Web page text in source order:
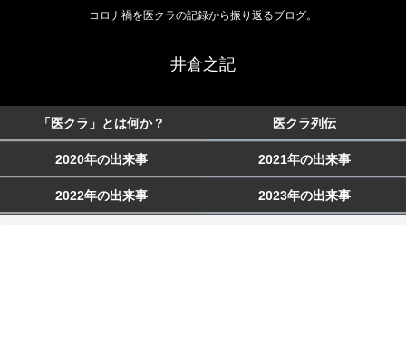
コロナ禍を医クラの記録から振り返るブログ。
井倉之記
「医クラ」とは何か？ 医クラ列伝
2020年の出来事 2021年の出来事
2022年の出来事 2023年の出来事